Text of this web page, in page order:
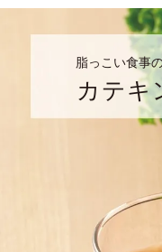
脂っこい食事
カテキ